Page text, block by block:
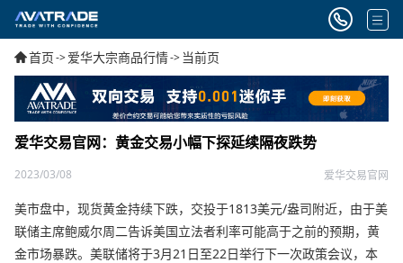
首页->爱华大宗商品行情-> 当前页
爱华交易官网：黄金交易小幅下探延续隔夜跌势
2023/03/08 爱华交易官网
美市盘中，现货黄金持续下跌，交投于1813美元/盎司附近，由于美
联储主席鲍威尔周二告诉美国立法者利率可能高于之前的预期，黄
金市场暴跌。美联储将于3月21日至22日举行下一次政策会议，本